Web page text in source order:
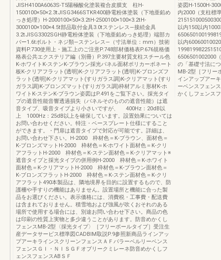
JISH4100A6063S-T5陽極酸化塗装複合皮膜支 柱H-
1500100×50×2.3tJISG3466STKR400静電粉体塗装（下地亜鉛め
っき処理）H-2000100×50×3.2tH-2500100×100×3.2tH-
3000100×100×4.5t部品取付金具3.0tステンレス—接続金具
3.2tJISG3302SGH静電粉体塗装（下地亜鉛めっき処理）端部カ
バー1.6tボルト・ネジ類—ステンレス—（寸法単位：mm）技術
資料P.730使用上・施工上のご注意P.748部材価格表P.676規格価
格表公共エクステリア編（別冊）P.397主要材質支柱スチール色
K-ホワイトK-ステンK-ブラウン採光パネル面材ポリカーボネート
板K-クリアフラット(透明)K-クリアフラット(透明)K-ブロンズフ
ラット(透明)K-クリアマット(すりガラス調)K-クリアマット(すり
ガラス調)K-ブロンズマット(すりガラス調)枠材アルミ形材K-ホ
ワイトK-ステンK-ブラウン姿図はP.491をご覧下さい。採光タイ
プの遮音性能音響透過損失（パネルそのものの遮音性能）は遮
音タイプ、吸音タイプより小さいですが、 400Hz：20dB以
上 1000Hz：25dB以上を確保しています。設置効果については
お問い合わせください。特注・ベースプレート仕様にすること
ができます。・門扉は遮音タイプで対応が可能です。詳細は、
お問い合わせ下さい。H-2000 枠材色＝K-ブラウン、面材色＝
K-ブロンズマットH-2000 枠材色＝K-ホワイト面材色＝K-クリ
アフラットH-2000 枠材色＝K-ステン面材色＝K-クリアマット※
遮音タイプと採光タイプの併用例H-2000 枠材色＝K-ホワイト
面材色＝K-クリアマットH-2000 枠材色＝K-ブラウン面材色＝
K-ブロンズフラットH-2000 枠材色＝K-ステン面材色＝K-クリ
アフラット490本製品は、隣地境界を目的に設置するもので、防
護柵や手すりの機能はありません。設置場所と機能に合った製
品をお選びください。表示価格には、消費税・工事費・配送費
は含まれておりません。積雪地および強風が吹くおそれのある
場所で使用する場合には、別途お問い合わせ下さい。商品の色
は印刷の性質上実物と多少違うことがあります。防音めかくし
フェンスMB-2型〈採光タイプ〉［フリーポールタイプ］受注生
産データサービス標準図CADBIM取説P.9参照新商品ラインアッ
プアーキラインスクリーンフェンスＡＦパラーベルリーベンス
フェンスＧＩ・ＮＩＳＧＦオブリークミレーネ防音めかくしフ
ェンスフェンスABＳＦ
姿図H-1500H-
内2000（支柱標
以内150以内
以内
6506501002000
の「基礎寸法に
MB-2型［フリー
インアップアー
ーベンスフェン
かくしフェンス